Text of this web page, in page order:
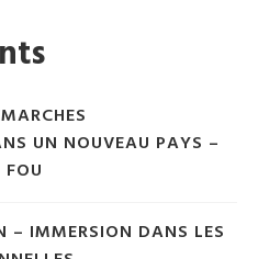
UN NOUVEAU PAYS –
– IMMERSION DANS LES